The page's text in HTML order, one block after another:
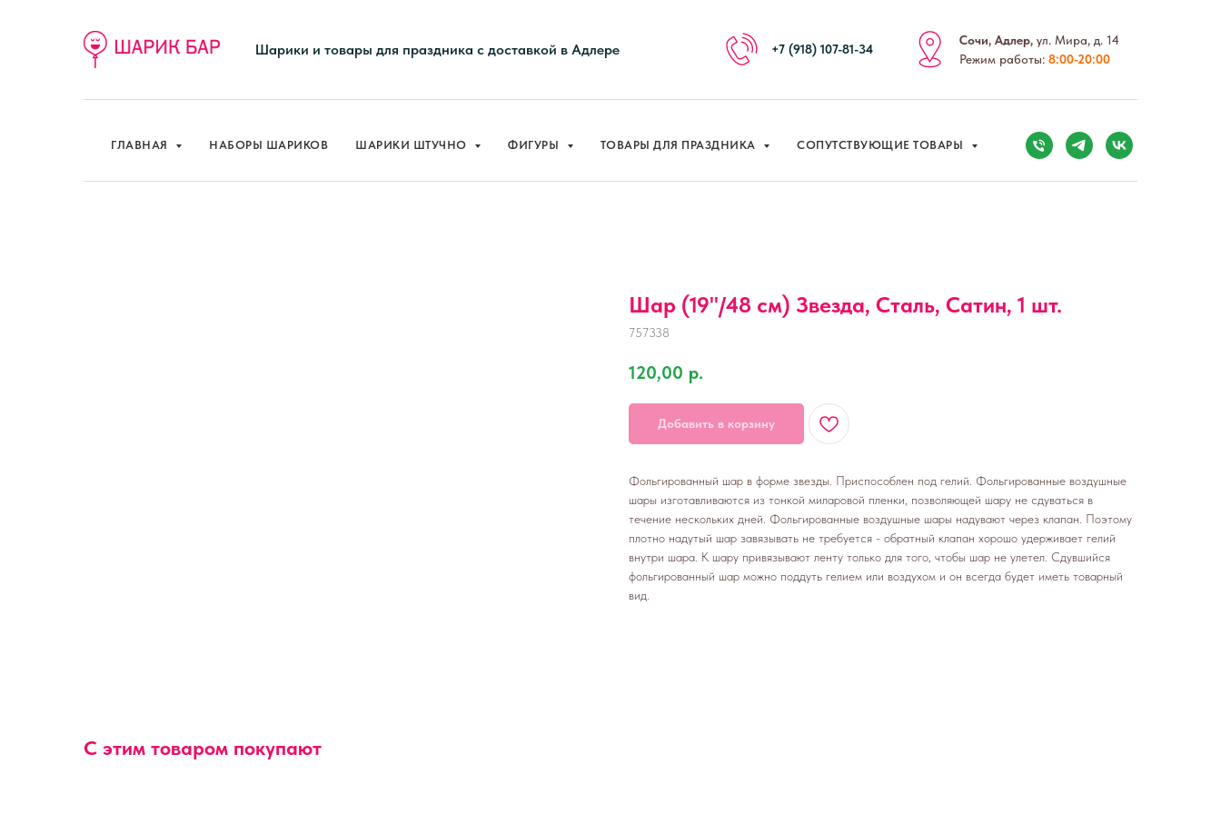
Шарики и товары для праздника с доставкой в Адлере +7 (918) 107-81-34
Сочи, Адлер, ул. Мира, д. 14
Режим работы: 8:00-20:00
ГЛАВНАЯ НАБОРЫ ШАРИКОВ ШАРИКИ ШТУЧНО ФИГУРЫ ТОВАРЫ ДЛЯ ПРАЗДНИКА СОПУТСТВУЮЩИЕ ТОВАРЫ
Шар (19''/48 см) Звезда, Сталь, Сатин, 1 шт.
757338
120,00 р.
Добавить в корзину
Фольгированный шар в форме звезды. Приспособлен под гелий. Фольгированные воздушные
шары изготавливаются из тонкой миларовой пленки, позволяющей шару не сдуваться в
течение нескольких дней. Фольгированные воздушные шары надувают через клапан. Поэтому
плотно надутый шар завязывать не требуется - обратный клапан хорошо удерживает гелий
внутри шара. К шару привязывают ленту только для того, чтобы шар не улетел. Сдувшийся
фольгированный шар можно поддуть гелием или воздухом и он всегда будет иметь товарный
вид.
С этим товаром покупают